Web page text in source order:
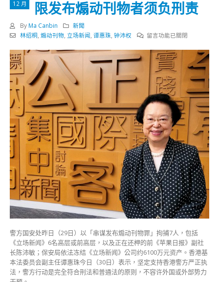
12 月
限发布煽动刊物者须负刑责
By Ma Canbin
新聞
林绍桐, 煽动刊物, 立场新闻, 谭惠珠, 钟沛权
在
惠
珠：
新
闻
自
由
受
法
律
规
限
发
布
煽
动
刊
物
者
须
负
刑
责〉
中
留言功能已關閉
警方国安处昨日（29日）以「串谋发布煽动刊物罪」拘捕7人，包括
《立场新闻》6名高层或前高层，以及正在还柙的前《苹果日报》副社
长陈沛敏；保安局依法冻结《立场新闻》公司约6100万元资产。香港基
本法委员会副主任谭惠珠今日（30日）表示，坚定支持香港警方严正执
法，警方行动是完全符合刑法和普通法的原则，不容许外国或外部势力